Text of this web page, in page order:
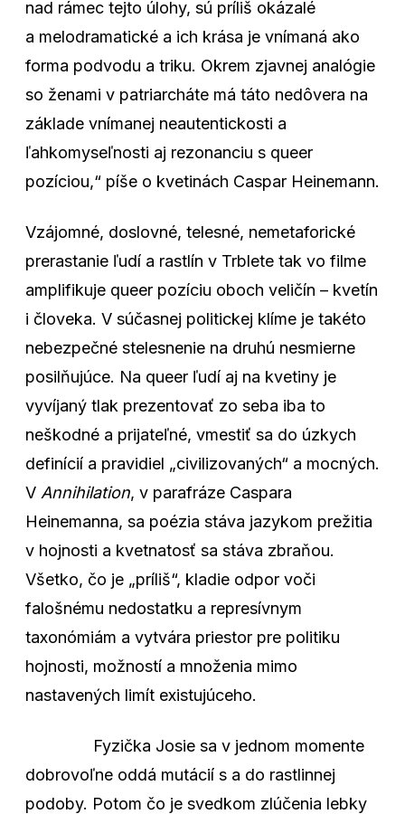
nad rámec tejto úlohy, sú príliš okázalé
a melodramatické a ich krása je vnímaná ako
forma podvodu a triku. Okrem zjavnej analógie
so ženami v patriarcháte má táto nedôvera na
základe vnímanej neautentickosti a
ľahkomyseľnosti aj rezonanciu s queer
pozíciou,“ píše o kvetinách Caspar Heinemann.
Vzájomné, doslovné, telesné, nemetaforické
prerastanie ľudí a rastlín v Trblete tak vo filme
amplifikuje queer pozíciu oboch veličín – kvetín
i človeka. V súčasnej politickej klíme je takéto
nebezpečné stelesnenie na druhú nesmierne
posilňujúce. Na queer ľudí aj na kvetiny je
vyvíjaný tlak prezentovať zo seba iba to
neškodné a prijateľné, vmestiť sa do úzkych
definícií a pravidiel „civilizovaných“ a mocných.
V Annihilation, v parafráze Caspara
Heinemanna, sa poézia stáva jazykom prežitia
v hojnosti a kvetnatosť sa stáva zbraňou.
Všetko, čo je „príliš“, kladie odpor voči
falošnému nedostatku a represívnym
taxonómiám a vytvára priestor pre politiku
hojnosti, možností a množenia mimo
nastavených limít existujúceho.
Fyzička Josie sa v jednom momente
dobrovoľne oddá mutácií s a do rastlinnej
podoby. Potom čo je svedkom zlúčenia lebky